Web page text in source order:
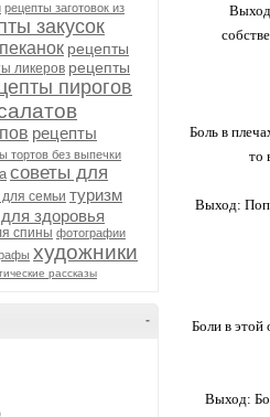
рецепты заготовок из
закусок
рецепты
ликеров рецепты
пирогов
рецепты
тортов без выпечки
советы для
семьи туризм
здоровья
спины фотографии
художники
рассказы
-
Боль в
то
Выход:
Боли в этой
Выход: